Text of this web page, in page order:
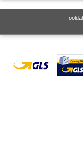
Főoldal